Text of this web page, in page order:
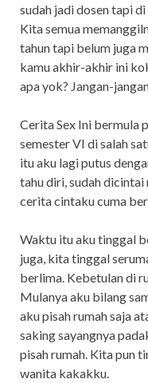
sudah jadi dosen tapi
Kita semua
tahun tapi belum juga
kamu akhir-akhir ini
apa yok? Jangan-
Cerita Sex Ini bermula
semester VI di salah
itu aku lagi putus
tahu diri, sudah
cerita cintaku cuma
Waktu itu aku tinggal
juga, kita tinggal
berlima. Kebetulan di
Mulanya aku bilang
aku pisah rumah saja
saking sayangnya
pisah rumah. Kita pun
wanita kakakku.